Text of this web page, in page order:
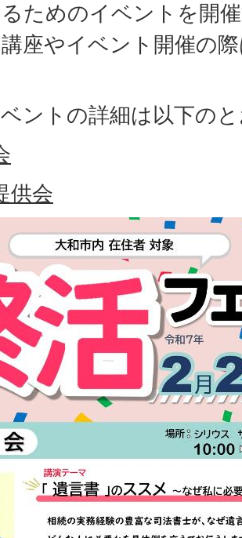
ためのイベントを開
座やイベント開催の
ントの詳細は以下の
供会